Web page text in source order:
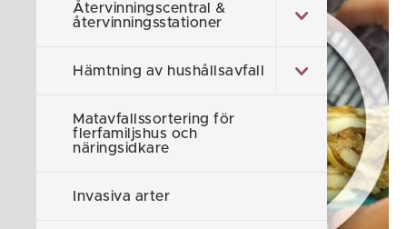
Återvinningscentral &
återvinningsstationer
Hämtning av hushållsavfall
Matavfallssortering för
flerfamiljshus och
näringsidkare
Invasiva arter